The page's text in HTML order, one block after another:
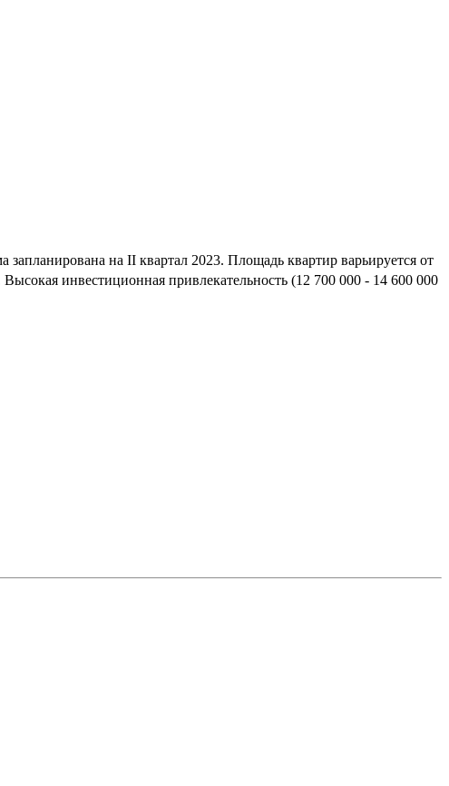
на II квартал 2023. Площадь квартир варьируется от
инвестиционная привлекательность (12 700 000 - 14 600 000